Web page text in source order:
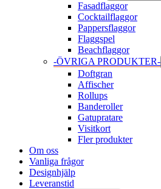
Fasadflaggor
Cocktailflaggor
Pappersflaggor
Flaggspel
Beachflaggor
-ÖVRIGA PRODUKTER-
Doftgran
Affischer
Rollups
Banderoller
Gatupratare
Visitkort
Fler produkter
Om oss
Vanliga frågor
Designhjälp
Leveranstid